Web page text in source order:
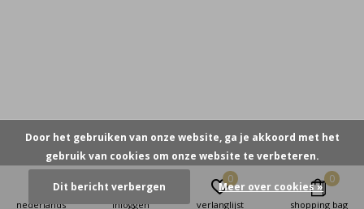
nederlands inloggen verlanglijst
0
shopping bag
0
Door het gebruiken van onze website, ga je akkoord met het
gebruik van cookies om onze website te verbeteren.
Dit bericht verbergen Meer over cookies »